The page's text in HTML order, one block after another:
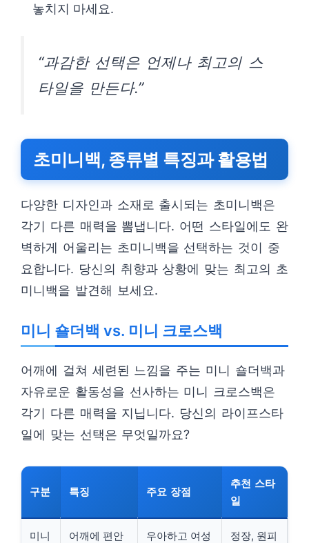
놓치지 마세요.
“과감한 선택은 언제나 최고의 스
타일을 만든다.”
초미니백, 종류별 특징과 활용법
다양한 디자인과 소재로 출시되는 초미니백은
각기 다른 매력을 뽐냅니다. 어떤 스타일에도 완
벽하게 어울리는 초미니백을 선택하는 것이 중
요합니다. 당신의 취향과 상황에 맞는 최고의 초
미니백을 발견해 보세요.
미니 숄더백 vs. 미니 크로스백
어깨에 걸쳐 세련된 느낌을 주는 미니 숄더백과
자유로운 활동성을 선사하는 미니 크로스백은
각기 다른 매력을 지닙니다. 당신의 라이프스타
일에 맞는 선택은 무엇일까요?
구분 특징 주요 장점
추천 스타
일
미니
어깨에 편안
우아하고 여성
정장, 원피